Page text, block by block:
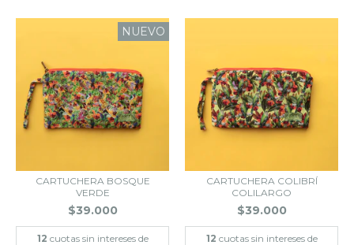
NUEVO
CARTUCHERA BOSQUE
VERDE
$39.000
12 cuotas sin intereses de
CARTUCHERA COLIBRÍ
COLILARGO
$39.000
12 cuotas sin intereses de